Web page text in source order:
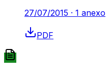
27/07/2015 · 1 anexo
PDF